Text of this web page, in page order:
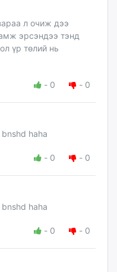
л очиж дээ
эрсэндээ тэнд
үр төлий нь
- 0 - 0
haha
- 0 - 0
haha
- 0 - 0